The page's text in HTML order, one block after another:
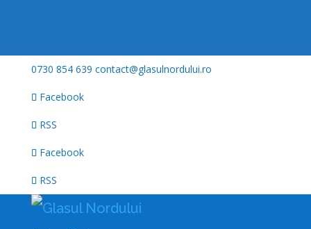
0730 854 639 contact@glasulnordului.ro
Facebook
RSS
Facebook
RSS